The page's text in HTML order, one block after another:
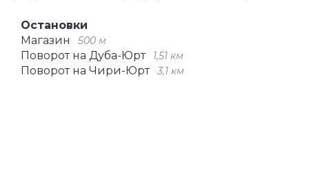
Остановки
Магазин
500 м
Поворот на Дуба-Юрт 1,51 км
Поворот на Чири-Юрт 3,1 км